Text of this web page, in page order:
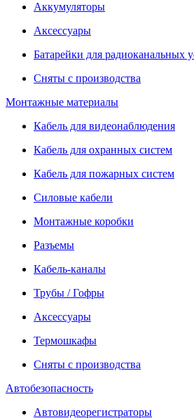
Аккумуляторы
Аксессуары
Батарейки для радиоканальных
Сняты с производства
Монтажные материалы
Кабель для видеонаблюдения
Кабель для охранных систем
Кабель для пожарных систем
Силовые кабели
Монтажные коробки
Разъемы
Кабель-каналы
Трубы / Гофры
Аксессуары
Термошкафы
Сняты с производства
Автобезопасность
Автовидеорегистраторы